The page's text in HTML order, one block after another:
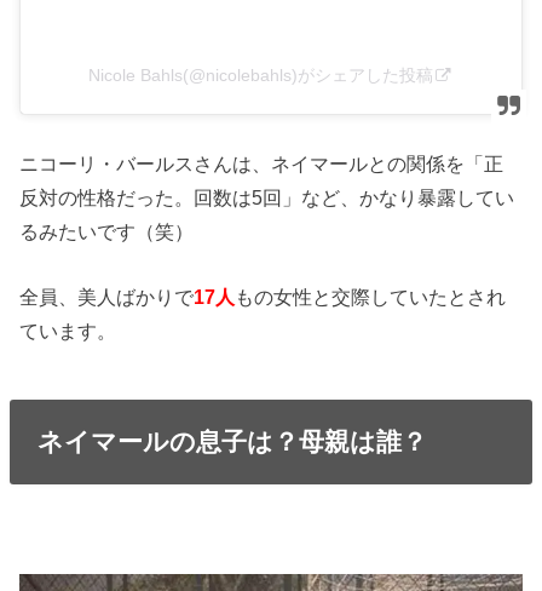
Nicole Bahls(@nicolebahls)がシェアした投稿
ニコーリ・バールスさんは、ネイマールとの関係を「正
反対の性格だった。回数は5回」など、かなり暴露してい
るみたいです（笑）
全員、美人ばかりで17人 もの女性と交際していたとされ
ています。
ネイマールの息子は？母親は誰？